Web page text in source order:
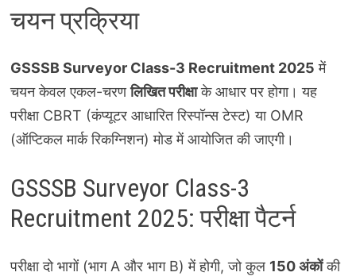
चयन प्रक्रिया
GSSSB Surveyor Class-3 Recruitment 2025 में
चयन केवल एकल-चरणलिखित परीक्षाके आधार पर होगा। यह
परीक्षा CBRT (कंप्यूटर आधारित रिस्पॉन्स टेस्ट) या OMR
(ऑप्टिकल मार्क रिकग्निशन) मोड में आयोजित की जाएगी।
GSSSB Surveyor Class-3
Recruitment 2025: परीक्षा पैटर्न
परीक्षा दो भागों (भाग A और भाग B) में होगी, जो कुल 150 अंकोंकी